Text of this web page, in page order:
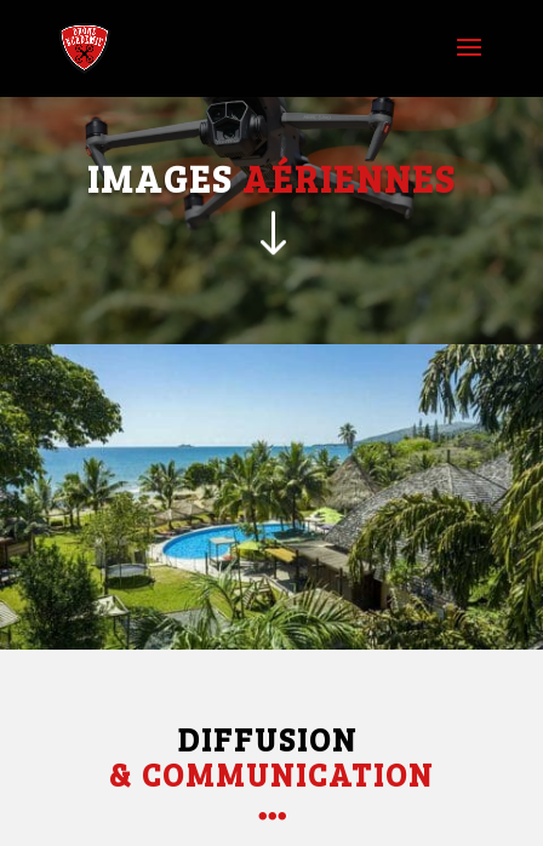
IMAGES AÉRIENNES
"
DIFFUSION
& COMMUNICATION
